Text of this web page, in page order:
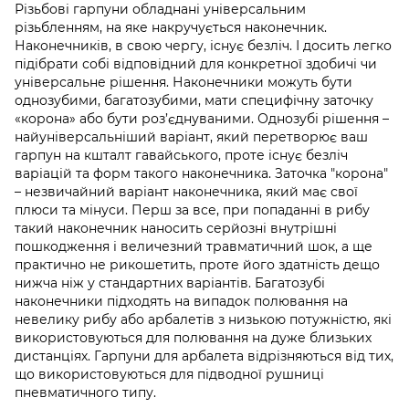
Різьбові гарпуни обладнані універсальним
різьбленням, на яке накручується наконечник.
Наконечників, в свою чергу, існує безліч. І досить легко
підібрати собі відповідний для конкретної здобичі чи
універсальне рішення. Наконечники можуть бути
однозубими, багатозубими, мати специфічну заточку
«корона» або бути роз’єднуваними. Однозубі рішення –
найуніверсальніший варіант, який перетворює ваш
гарпун на кшталт гавайського, проте існує безліч
варіацій та форм такого наконечника. Заточка "корона"
– незвичайний варіант наконечника, який має свої
плюси та мінуси. Перш за все, при попаданні в рибу
такий наконечник наносить серйозні внутрішні
пошкодження і величезний травматичний шок, а ще
практично не рикошетить, проте його здатність дещо
нижча ніж у стандартних варіантів. Багатозубі
наконечники підходять на випадок полювання на
невелику рибу або арбалетів з низькою потужністю, які
використовуються для полювання на дуже близьких
дистанціях. Гарпуни для арбалета відрізняються від тих,
що використовуються для підводної рушниці
пневматичного типу.